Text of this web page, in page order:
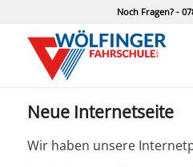
Noch Fragen? -
Neue Internetseite
Wir haben unsere